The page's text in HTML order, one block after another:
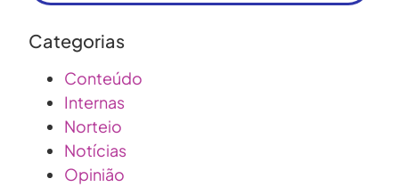
Categorias
Conteúdo
Internas
Norteio
Notícias
Opinião